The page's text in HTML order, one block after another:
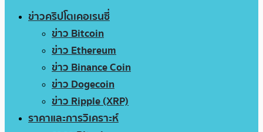
ข่าวคริปโตเคอเรนซี่
ข่าว Bitcoin
ข่าว Ethereum
ข่าว Binance Coin
ข่าว Dogecoin
ข่าว Ripple (XRP)
ราคาและการวิเคราะห์